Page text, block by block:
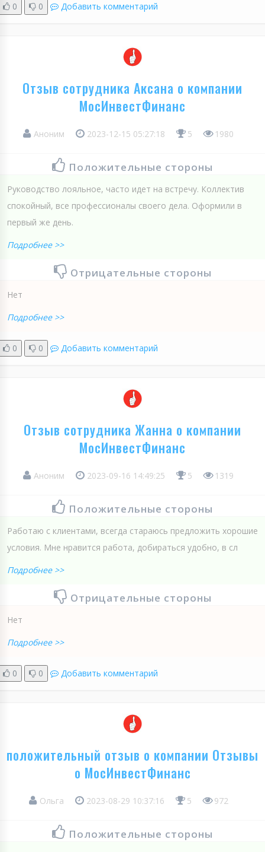
0 0 Добавить комментарий
Отзыв сотрудника Аксана о компании
МосИнвестФинанс
Аноним 2023-12-15 05:27:18 5 1980
Положительные стороны
Руководство лояльное, часто идет на встречу. Коллектив
спокойный, все профессионалы своего дела. Оформили в
первый же день.
Подробнее >>
Отрицательные стороны
Нет
Подробнее >>
0 0 Добавить комментарий
Отзыв сотрудника Жанна о компании
МосИнвестФинанс
Аноним 2023-09-16 14:49:25 5 1319
Положительные стороны
Работаю с клиентами, всегда стараюсь предложить хорошие
условия. Мне нравится работа, добираться удобно, в сл
Подробнее >>
Отрицательные стороны
Нет
Подробнее >>
0 0 Добавить комментарий
положительный отзыв о компании Отзывы
о МосИнвестФинанс
Ольга 2023-08-29 10:37:16 5 972
Положительные стороны